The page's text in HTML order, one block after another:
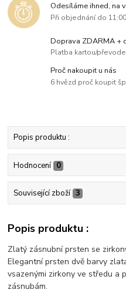
Odesíláme ihned, na
Při objednání do
Doprava ZDARMA +
Platba kartou/
Proč nakoupit u nás
6 hvězd proč koupit
Popis produktu :
Hodnocení 0
Související zboží 3
Popis produktu :
Zlatý zásnubní prsten se
Elegantní prsten dvě barvy
vsazenými zirkony ve středu a
zásnubám.